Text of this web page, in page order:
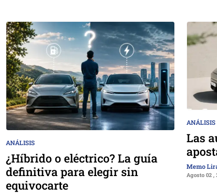
ANÁLISIS
¿Híbrido o eléctrico? La guía
definitiva para elegir sin
equivocarte
ANÁLISIS
Las
Memo
Agosto 02 ,